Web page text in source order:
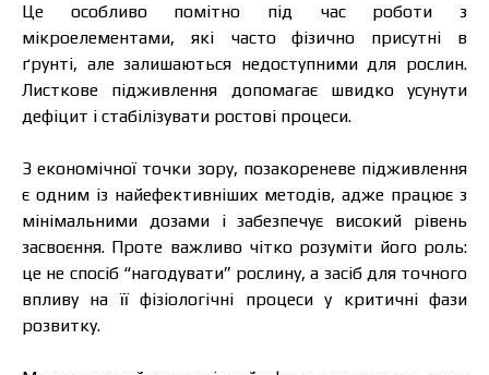
Це особливо помітно під час роботи з
мікроелементами, які часто фізично присутні в
ґрунті, але залишаються недоступними для рослин.
Листкове підживлення допомагає швидко усунути
дефіцит і стабілізувати ростові процеси.
З економічної точки зору, позакореневе підживлення
є одним із найефективніших методів, адже працює з
мінімальними дозами і забезпечує високий рівень
засвоєння. Проте важливо чітко розуміти його роль:
це не спосіб “нагодувати” рослину, а засіб для точного
впливу на її фізіологічні процеси у критичні фази
розвитку.